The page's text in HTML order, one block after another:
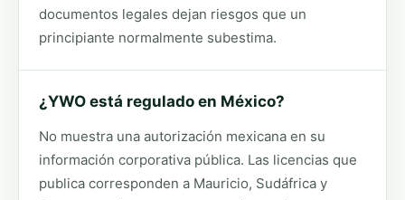
documentos legales dejan riesgos que un
principiante normalmente subestima.
¿YWO está regulado en México?
No muestra una autorización mexicana en su
información corporativa pública. Las licencias que
publica corresponden a Mauricio, Sudáfrica y